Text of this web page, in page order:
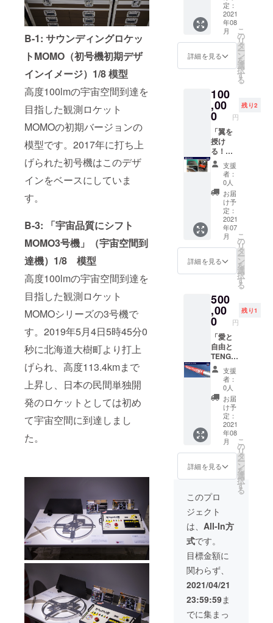
B-1: サウンディングロケッ
トMOMO（初号機初期デザ
インイメージ）1/8 模型
高度100lmの宇宙空間到達を
目指した観測ロケット
MOMOの初期バージョンの
模型です。2017年に打ち上
げられた初号機はこのデザ
インをベースにしていま
す。
B-3: 「宇宙品質にシフト
MOMO3号機」（宇宙空間到
達機）1/8 模型
高度100lmの宇宙空間到達を
目指した観測ロケット
MOMOシリーズの3号機で
す。2019年5月4日5時45分0
秒に北海道大樹町より打上
げられ、高度113.4kmまで
上昇し、日本の民間単独開
発のロケットとしては初め
て宇宙空間に到達しまし
た。
て限定
公開さ
せてい
ただき
※お届け
は2021
してお
りま
す。
打上げ
時の非
公開映
像を、
打上げ
後に
せてい
ただき
ます。
は2021
年夏頃
を予定
してお
りま
す。
愛と自
由の寄
せ書き
に、想
いや願
いを書
レート
に名前
を刻も
う ・限
定映像
公開 ・
TENGA
ロケッ
トプロ
ジェク
トス
テッ
カー×1
枚 ・
MOMO
ステッ
カー×1
枚 ※限
いて：
打上げ
時の非
公開映
像を、
打上げ
後に
WEBに
て限定
公開さ
せてい
ただき
ます。
※お届け
は2021
年夏頃
を予定
してお
への参
加＋
TENGA
宇宙隊
員Tシャ
ツ＋
ベー
ト） ・
オンラ
イン報
告会へ
の参加
券 ・
TENGA
宇宙隊
員Tシャ
ツ ・愛
と自由
の寄せ
書き
に、想
いや願
いを書
こう ・
メモリ
アルプ
を刻も
う ・限
定映像
公開 ・
TENGA
ロケッ
トプロ
ジェク
トス
テッ
カー×1
枚 ・
MOMO
ステッ
カー×1
ンライ
ン報告
会の開
につい
ては、
ロケッ
ト打ち
上げ時
期が確
定次第
ご案内
いたし
ます。
※限定映
像公開
映像に
つい
定：
2021
年08
月
詳細を見る
こ
の
リ
タ
ー
ン
を
選
択
す
る
100
,00
0 円
残り2
「翼を
授け
る！
TENGA
ロケッ
ト機体
のかた
われ
コー
ス」
（機体
のかた
われ
（TENG
Aロケッ
TENGA
宇宙隊
員Tシャ
ツ＋
ベー
シック
セッ
ト） ・
機体の
かたわ
れ
（TENG
Aロケッ
ト尾
翼） ・
TENGA
宇宙隊
員Tシャ
ツ ・愛
の寄せ
書き
に、想
いや願
いを書
こう ・
メモリ
アルプ
レート
に名前
を刻も
う ・限
定映像
公開 ・
支援
者：
0人
お届
け予
定：
2021
年07
月
詳細を見る
こ
の
リ
タ
ー
ン
を
選
択
す
る
500
,00
0 円
残り1
「愛と
自由と
TENGA
！
TENGA
ロケッ
トレプ
リカ
コー
ス」
（TENG
Aロケッ
トレプ
リカ＋
ベー
セッ
ト） ・
TENGA
ロケッ
トレプ
リカ ・
愛と自
由の寄
せ書き
に、想
いや願
いを書
こう ・
メモリ
支援
者：
0人
お届
け予
定：
2021
年08
月
詳細を見る
こ
の
リ
タ
ー
ン
を
選
択
す
る
このプロ
ジェクト
は、 All-In方
式です。
目標金額に
関わらず、
2021/04/21
23:59:59ま
でに集まっ